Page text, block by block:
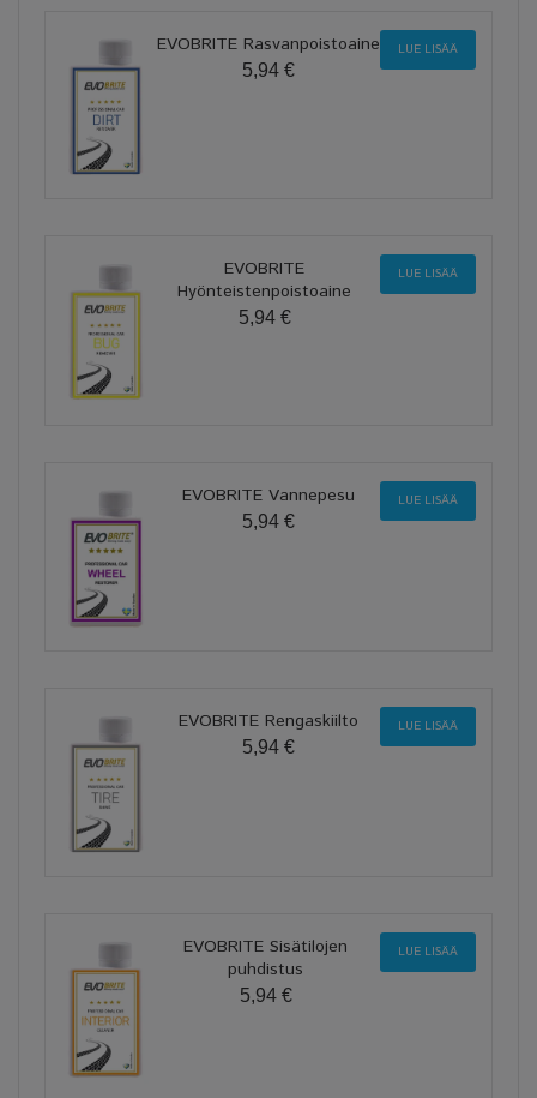
EVOBRITE Rasvanpoistoaine
5,94 €
LUE LISÄÄ
EVOBRITE
Hyönteistenpoistoaine
5,94 €
LUE LISÄÄ
EVOBRITE Vannepesu
5,94 €
LUE LISÄÄ
EVOBRITE Rengaskiilto
5,94 €
LUE LISÄÄ
EVOBRITE Sisätilojen
puhdistus
5,94 €
LUE LISÄÄ